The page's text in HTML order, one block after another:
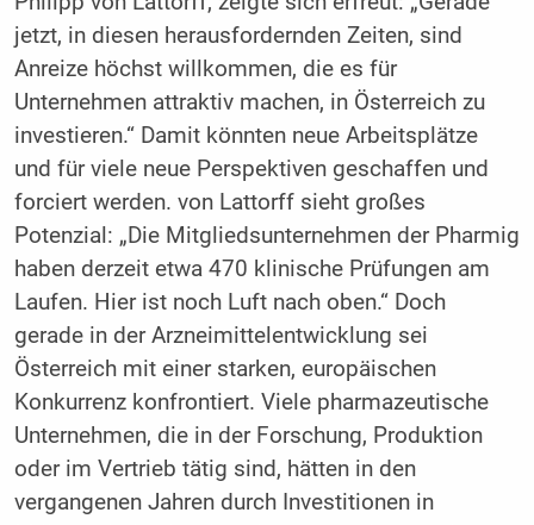
jetzt, in diesen herausfordernden Zeiten, sind
Anreize höchst willkommen, die es für
Unternehmen attraktiv machen, in Österreich zu
investieren.“ Damit könnten neue Arbeitsplätze
und für viele neue Perspektiven geschaffen und
forciert werden. von Lattorff sieht großes
Potenzial: „Die Mitgliedsunternehmen der Pharmig
haben derzeit etwa 470 klinische Prüfungen am
Laufen. Hier ist noch Luft nach oben.“ Doch
gerade in der Arzneimittelentwicklung sei
Österreich mit einer starken, europäischen
Konkurrenz konfrontiert. Viele pharmazeutische
Unternehmen, die in der Forschung, Produktion
oder im Vertrieb tätig sind, hätten in den
vergangenen Jahren durch Investitionen in